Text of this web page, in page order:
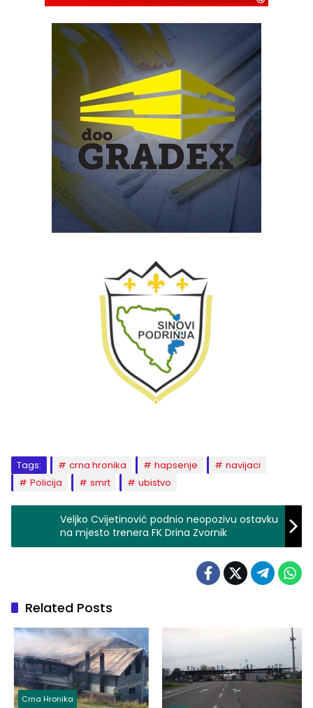
Tags: crna hronika hapsenje
navijaci
Policija
smrt ubistvo
Veljko Cvijetinović podnio neopozivu ostavku
na mjesto trenera FK Drina Zvornik
Related Posts
Crna Hronika